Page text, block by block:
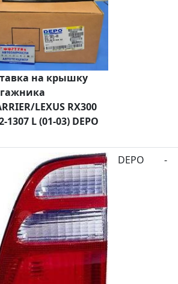
[8]
[2]
[1]
[53]
[2]
[3]
[4]
[14]
[4]
[1]
[1]
[4]
[287]
[80]
на крышку
LEXUS RX300
1307 L (01-03) DEPO
DEPO -